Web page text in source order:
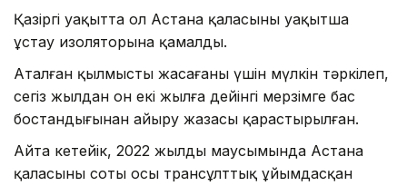
Қазіргі уақытта ол Астана қаласының уақытша
ұстау изоляторына қамалды.
Аталған қылмысты жасағаны үшін мүлкін тәркілеп,
сегіз жылдан он екі жылға дейінгі мерзімге бас
бостандығынан айыру жазасы қарастырылған.
Айта кетейік, 2022 жылдың маусымында Астана
қаласының соты осы трансұлттық ұйымдасқан